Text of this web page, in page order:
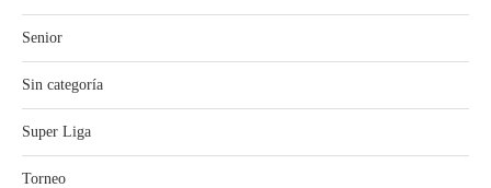
Senior
Sin categoría
Super Liga
Torneo